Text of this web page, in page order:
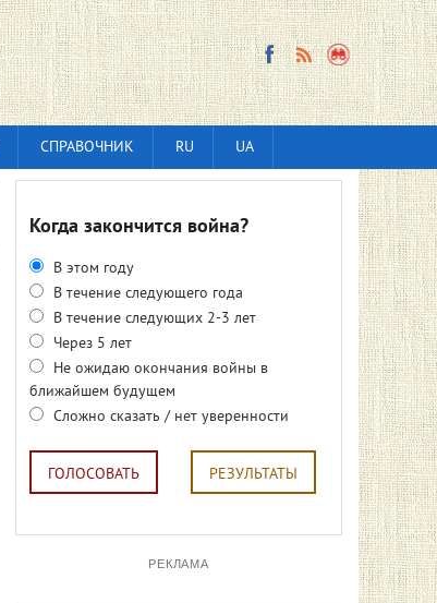
СПРАВОЧНИК RU UA
Когда закончится война?
В этом году
В течение следующего года
В течение следующих 2-3 лет
Через 5 лет
Не ожидаю окончания войны в
ближайшем будущем
Сложно сказать / нет уверенности
ГОЛОСОВАТЬ РЕЗУЛЬТАТЫ
РЕКЛАМА